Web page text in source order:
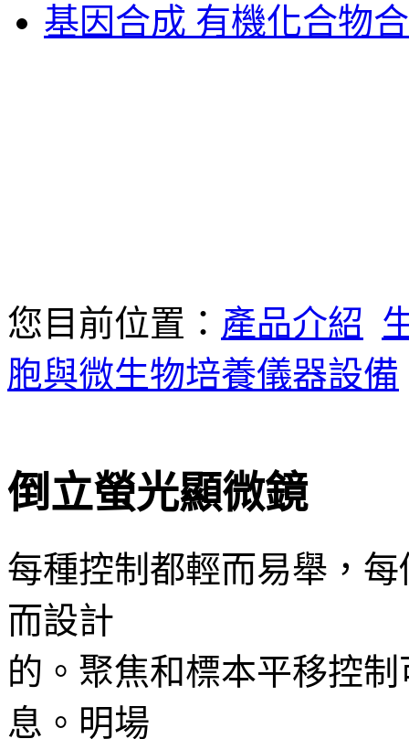
基因合成 有機化合物
您目前位置： 產品介紹
胞與微生物培養儀器設備
倒立螢光顯微鏡
每種控制都輕而易舉，
而設計
的。聚焦和標本平移控
息。明場